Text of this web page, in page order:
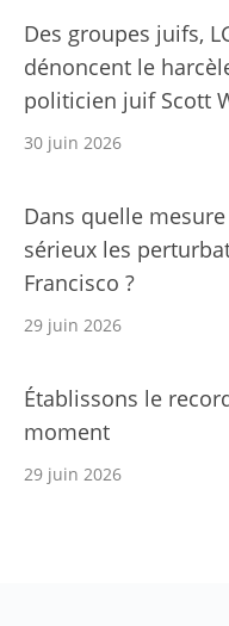
Des groupes juifs,
dénoncent le
politicien juif Scott
30 juin 2026
Dans quelle
sérieux les
Francisco ?
29 juin 2026
Établissons le
moment
29 juin 2026